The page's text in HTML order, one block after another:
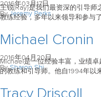
2016年03月17日
ByJeremy Perks
王锐(Ray)是我们最资深的引导
教练经验，多年以来领导和参与
Michael Cronin
2016年04月20日
BySharon Shi
Michael是一位经验丰富，业绩
的教练和引导师。他自1994年以
Tracy Driscoll